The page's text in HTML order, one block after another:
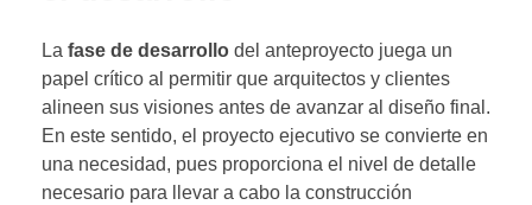
La fase de desarrollo del anteproyecto juega un
papel crítico al permitir que arquitectos y clientes
alineen sus visiones antes de avanzar al diseño final.
En este sentido, el proyecto ejecutivo se convierte en
una necesidad, pues proporciona el nivel de detalle
necesario para llevar a cabo la construcción